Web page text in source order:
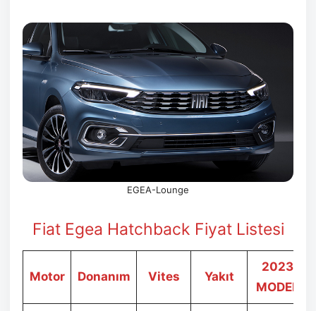
EGEA-Lounge
Fiat Egea Hatchback Fiyat Listesi
Motor Donanım Vites Yakıt
2023
MODEL